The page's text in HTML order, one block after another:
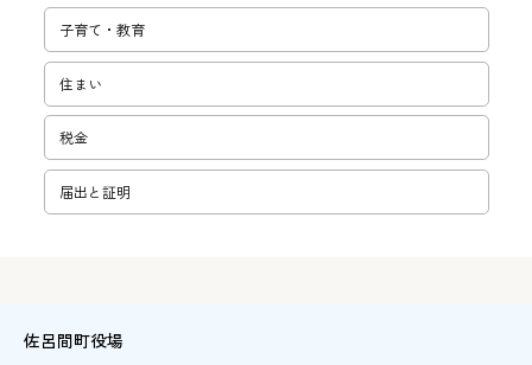
子育て・教­育
住まい
税金
届出と証明
佐呂間町役場